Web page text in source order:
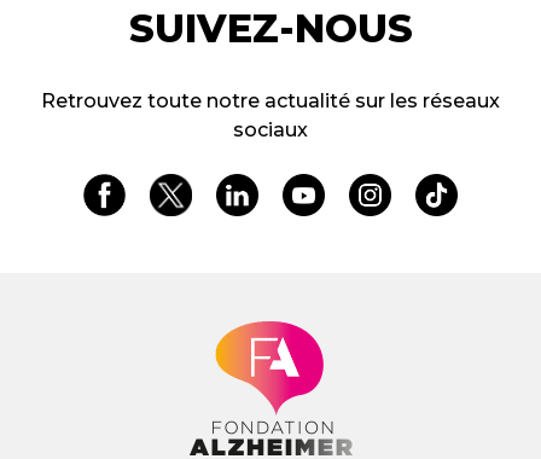
SUIVEZ-NOUS
Retrouvez toute notre actualité sur les réseaux
sociaux